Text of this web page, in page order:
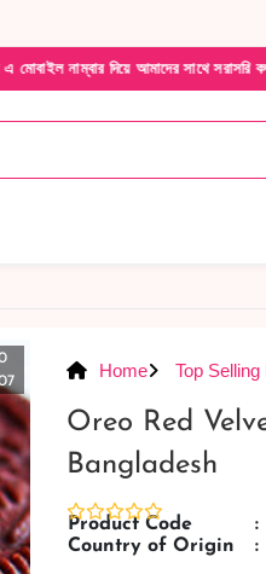
সাথে সরাসরি কথা বলুন| আমাদের
Home Top
Oreo Red
Bangladesh
Product Code :
Country of Origin
: